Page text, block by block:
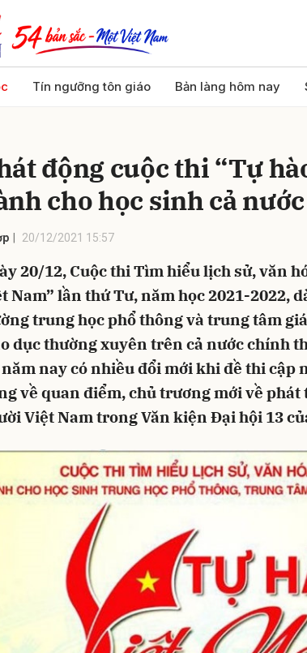
Tín ngưỡng tôn giáo Bản làng hôm nay
động cuộc thi “Tự
cho học sinh cả nước
20/12/2021 15:57
20/12, Cuộc thi Tìm hiểu lịch sử, văn
Nam” lần thứ Tư, năm học 2021-2022,
trung học phổ thông và trung tâm
dục thường xuyên trên cả nước chính
nay có nhiều đổi mới khi đề thi cập
về quan điểm, chủ trương mới về phát
Việt Nam trong Văn kiện Đại hội 13
Gửi bình luận